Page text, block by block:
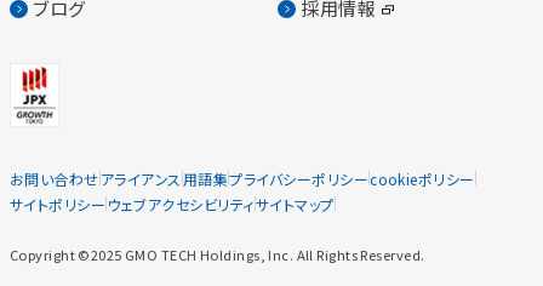
ブログ 採用情報
お問い合わせアライアンス 用語集プライバシーポリシーcookieポリシー
サイトポリシー ウェブアクセシビリティサイトマップ
Copyright ©2025 GMO TECH Holdings, Inc. All Rights Reserved.